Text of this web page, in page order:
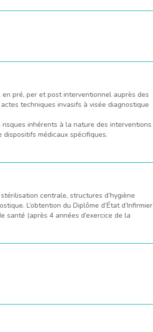
pré, per et post interventionnel auprès des
techniques invasifs à visée diagnostique
inhérents à la nature des interventions
médicaux spécifiques.
centrale, structures d’hygiène
L’obtention du Diplôme d’État d’Infirmier
santé (après 4 années d’exercice de la